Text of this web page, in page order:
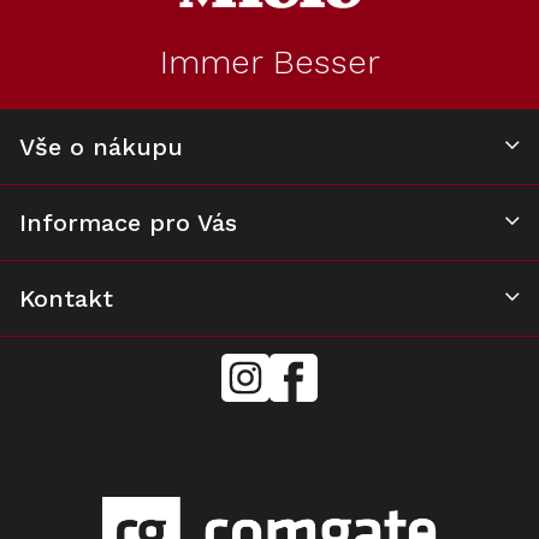
Immer Besser
Vše o nákupu
Informace pro Vás
Kontakt
mielecentervlasek
Miele
Center